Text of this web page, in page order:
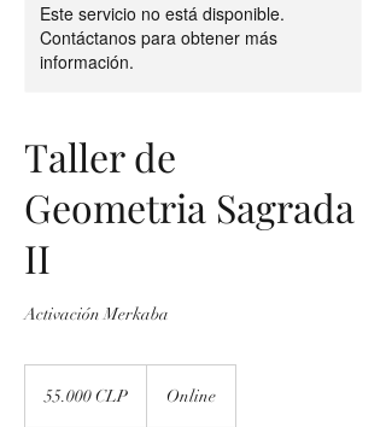
Este servicio no está disponible.
Contáctanos para obtener más
información.
Taller de
Geometria Sagrada
II
Activación Merkaba
chilenos
55.000 CLP Online